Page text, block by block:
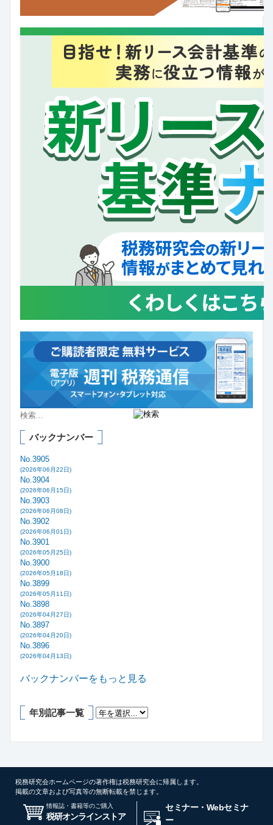
バックナンバー
No.3905
(2026年06月22日)
No.3904
(2026年06月15日)
No.3903
(2026年06月08日)
No.3902
(2026年06月01日)
No.3901
(2026年05月25日)
No.3900
(2026年05月18日)
No.3899
(2026年05月11日)
No.3898
(2026年04月27日)
No.3897
(2026年04月20日)
No.3896
(2026年04月13日)
バックナンバーをもっと見る
年別記事一覧
税務研究会ホームページの著作権は税務研究会に帰属します。
掲載の文章および写真等の無断転載を禁じます。
情報誌・書籍等のご購入
税研オンラインストア
セミナー・Webセミナ
ー